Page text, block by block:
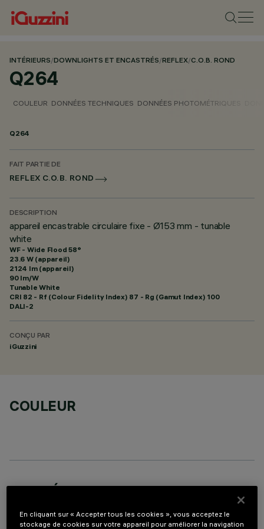
INTÉRIEURS/DOWNLIGHTS ET ENCASTRÉS/REFLEX/C.O.B. ROND
Q264
COULEUR DONNÉES TECHNIQUES DONNÉES PHOTOMÉTRIQUES
Q264
FAIT PARTIE DE
REFLEX C.O.B. ROND
DESCRIPTION
appareil encastrable circulaire fixe - Ø153 mm - tunable
white
WF - Wide Flood 58°
23.6 W (appareil)
2124 lm (appareil)
90 lm/W
Tunable White
CRI 82 - Rf (Colour Fidelity Index) 87 - Rg (Gamut Index) 100
DALI-2
CONÇU PAR
iGuzzini
COULEUR
DONNÉES TECHNIQUES
En cliquant sur « Accepter tous les cookies », vous acceptez le
stockage de cookies sur votre appareil pour améliorer la navigation